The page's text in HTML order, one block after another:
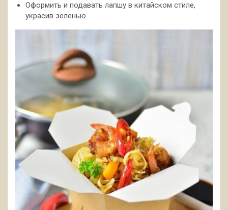
Оформить и подавать лапшу в китайском стиле,
украсив зеленью.